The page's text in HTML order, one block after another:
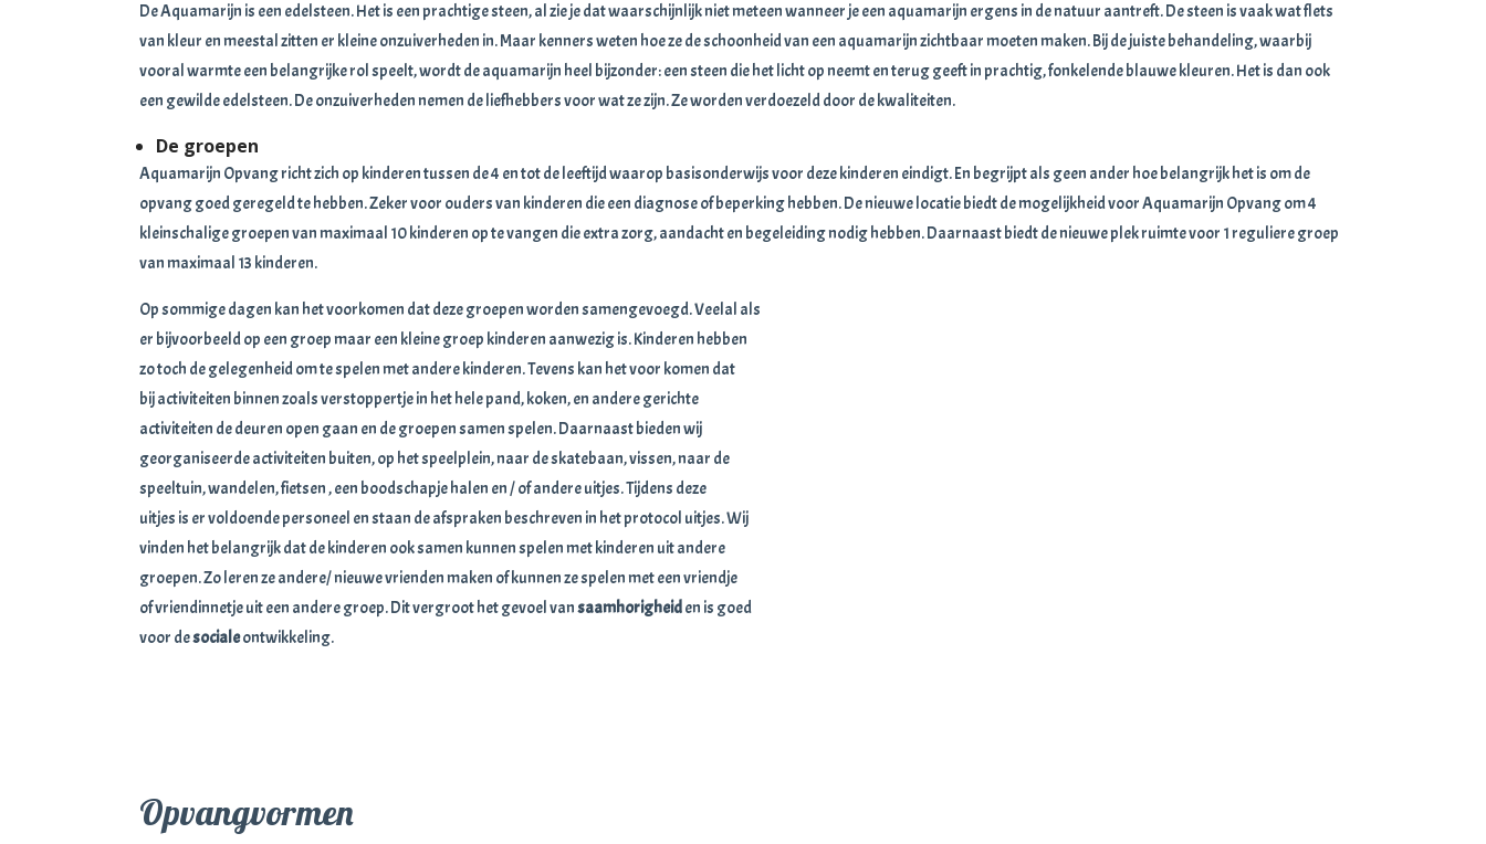
De Aquamarijn is een edelsteen. Het is een prachtige steen, al zie je dat waarschijnlijk niet meteen wanneer je een aquamarijn ergens in de natuur aantreft. De steen is vaak wat flets
van kleur en meestal zitten er kleine onzuiverheden in. Maar kenners weten hoe ze de schoonheid van een aquamarijn zichtbaar moeten maken. Bij de juiste behandeling, waarbij
vooral warmte een belangrijke rol speelt, wordt de aquamarijn heel bijzonder: een steen die het licht op neemt en terug geeft in prachtig, fonkelende blauwe kleuren. Het is dan ook
een gewilde edelsteen. De onzuiverheden nemen de liefhebbers voor wat ze zijn. Ze worden verdoezeld door de kwaliteiten.
De groepen
Aquamarijn Opvang richt zich op kinderen tussen de 4 en tot de leeftijd waarop basisonderwijs voor deze kinderen eindigt. En begrijpt als geen ander hoe belangrijk het is om de
opvang goed geregeld te hebben. Zeker voor ouders van kinderen die een diagnose of beperking hebben. De nieuwe locatie biedt de mogelijkheid voor Aquamarijn Opvang om 4
kleinschalige groepen van maximaal 10 kinderen op te vangen die extra zorg, aandacht en begeleiding nodig hebben. Daarnaast biedt de nieuwe plek ruimte voor 1 reguliere groep
van maximaal 13 kinderen.
Op sommige dagen kan het voorkomen dat deze groepen worden samengevoegd. Veelal als
er bijvoorbeeld op een groep maar een kleine groep kinderen aanwezig is. Kinderen hebben
zo toch de gelegenheid om te spelen met andere kinderen. Tevens kan het voor komen dat
bij activiteiten binnen zoals verstoppertje in het hele pand, koken, en andere gerichte
activiteiten de deuren open gaan en de groepen samen spelen. Daarnaast bieden wij
georganiseerde activiteiten buiten, op het speelplein, naar de skatebaan, vissen, naar de
speeltuin, wandelen, fietsen , een boodschapje halen en / of andere uitjes. Tijdens deze
uitjes is er voldoende personeel en staan de afspraken beschreven in het protocol uitjes. Wij
vinden het belangrijk dat de kinderen ook samen kunnen spelen met kinderen uit andere
groepen. Zo leren ze andere/ nieuwe vrienden maken of kunnen ze spelen met een vriendje
of vriendinnetje uit een andere groep. Dit vergroot het gevoel vansaamhorigheiden is goed
voor desocialeontwikkeling.
Opvangvormen